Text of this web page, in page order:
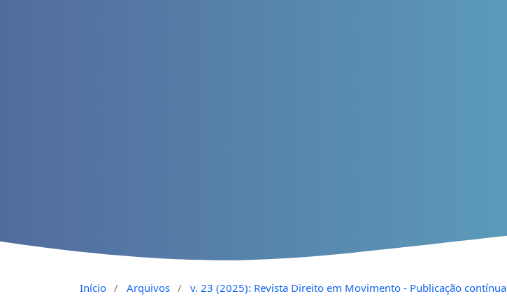
Início / Arquivos / v. 23 (2025): Revista Direito em Movimento - Publicação contínua